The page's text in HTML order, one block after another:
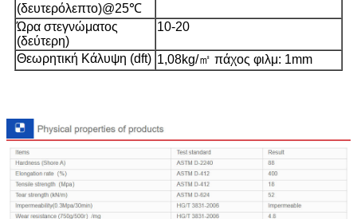
(δευτερόλεπτο)@25℃
Ώρα στεγνώματος
(δεύτερη)
10-20
Θεωρητική Κάλυψη (dft) 1,08kg/㎡ πάχος φιλμ: 1mm